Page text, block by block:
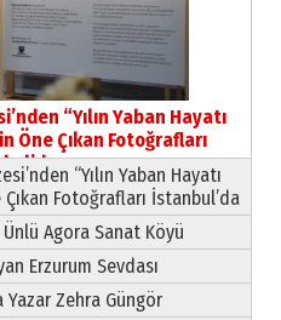
Şirin’e
“Yılın Yaban Hayatı
Öne Çıkan Fotoğrafları
“Yılın Yaban Hayatı
Fotoğrafları İstanbul’da
Agora Sanat Köyü
Erzurum Sevdası
Zehra Güngör